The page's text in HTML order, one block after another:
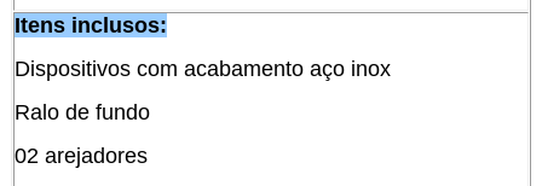
Itens inclusos:
Dispositivos com acabamento aço inox
Ralo de fundo
02 arejadores